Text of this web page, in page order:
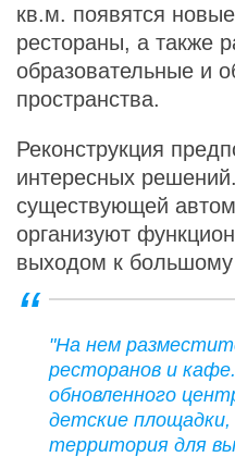
кв.м. появятся
рестораны, а также
образовательные и
пространства.
Реконструкция
интересных
существующей
организуют
выходом к большому
"На нем
ресторанов и
обновленного
детские
территория для